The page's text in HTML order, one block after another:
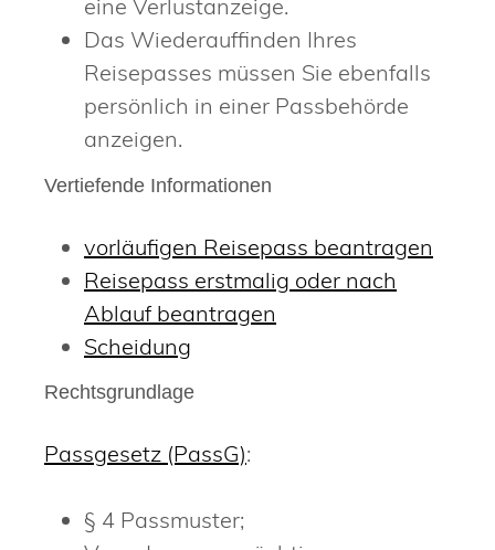
eine Verlustanzeige.
Das Wiederauffinden Ihres
Reisepasses müssen Sie ebenfalls
persönlich in einer Passbehörde
anzeigen.
Vertiefende Informationen
vorläufigen Reisepass beantragen
Reisepass erstmalig oder nach
Ablauf beantragen
Scheidung
Rechtsgrundlage
Passgesetz (PassG):
§ 4 Passmuster;